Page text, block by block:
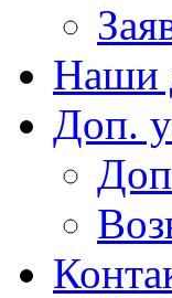
Наши
Доп.